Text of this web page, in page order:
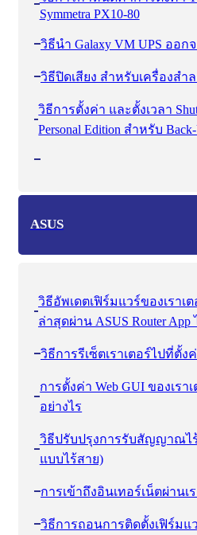
Symmetra PX10-80
วิธีนํา Galaxy VM UPS ออ
วิธีปิดเสียง สำหรับเครื่องสำ
วิธีการตั้งค่า และตั้งเวลา
Personal Edition สำหรับ
ASUS
วิธีอัพเดตเฟิร์มแวร์ของเรา
ล่าสุดผ่าน ASUS Router App
วิธีการรีเซ็ตเราเตอร์ไปที่ตั้ง
การตั้งค่า Web GUI ของเรา
อย่างไร
วิธีปรับปรุงการรับสัญญาณไ
แบบไร้สาย)
การเข้าถึงอินเทอร์เน็ตผ่านเ
วิธีการถอนการติดตั้งเฟิร์มแ